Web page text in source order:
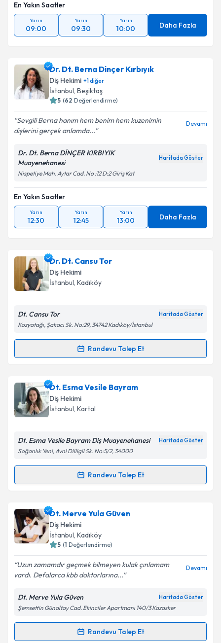
En Yakın Saatler
Yarın
09:00
Yarın
09:30
Yarın
10:00 Daha Fazla
Dr. Dt. Berna Dinçer Kırbıyık
Diş Hekimi +1diğer
İstanbul, Beşiktaş
5 (62 Değerlendirme)
Sevgili Berna hanım hem benim hem kuzenimin
dişlerini gerçek anlamda...
Devamı
Dr. Dt. Berna DİNÇER KIRBIYIK
Muayenehanesi
Haritada Göster
Nispetiye Mah. Aytar Cad. No :12 D:2 Giriş Kat
En Yakın Saatler
Yarın
12:30
Yarın
12:45
Yarın
13:00 Daha Fazla
Dr. Dt. Cansu Tor
Diş Hekimi
İstanbul, Kadıköy
Dt. Cansu Tor Haritada Göster
Kozyatağı, Şakacı Sk. No:29, 34742 Kadıköy/İstanbul
Randevu Talep Et
Randevu Takvimi Talebi
Dr. Dt. Cansu Toriçin randevu takvimi talebi
oluşturun. Size bu uzmandan randevu almanız için bir
takvim hazırlandığında e-posta ile bilgilendireceğiz.
Kişisel verilerimin işlenmesine ilişkin
Metni'ni okudum ve kişisel verilerimin belirtilen
Takvim Talebini Gönder
Dt. Esma Vesile Bayram
Diş Hekimi
İstanbul, Kartal
Dt. Esma Vesile Bayram Diş Muayenehanesi Haritada Göster
Soğanlık Yeni, Avni Dilligil Sk. No:5/2, 34000
Randevu Talep Et
Randevu Takvimi Talebi
Dt. Esma Vesile Bayramiçin randevu takvimi talebi
oluşturun. Size bu uzmandan randevu almanız için bir
takvim hazırlandığında e-posta ile bilgilendireceğiz.
Kişisel verilerimin işlenmesine ilişkin
Aydınlatma
Metni'ni okudum ve kişisel verilerimin belirtilen
kapsamda işlenmesini kabul ediyorum.
Dt. Merve Yula Güven
Diş Hekimi
İstanbul, Kadıköy
5 (1 Değerlendirme)
Uzun zamamdır geçmek bilmeyen kulak çınlamam
vardı. Defalarca kbb doktorlarına...
Devamı
Dt. Merve Yula Güven Haritada Göster
Şemsettin Günaltay Cad. Ekinciler Apartmanı 140/3 Kazasker
Randevu Talep Et
Randevu Takvimi Talebi